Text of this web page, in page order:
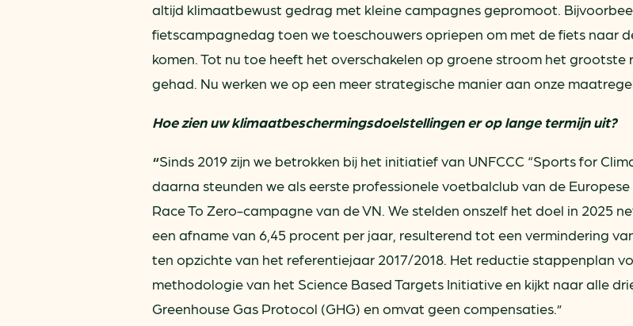
altijd klimaatbewust gedrag met kleine campagnes gepromoot.
fietscampagnedag toen we toeschouwers opriepen om met de fiets naar
komen. Tot nu toe heeft het overschakelen op groene stroom het grootste
gehad. Nu werken we op een meer strategische manier aan onze
Hoe zien uw klimaatbeschermingsdoelstellingen er op lange termijn uit?
“Sinds 2019 zijn we betrokken bij het initiatief van UNFCCC “Sports for
daarna steunden we als eerste professionele voetbalclub van de
Race To Zero-campagne van de VN. We stelden onszelf het doel in 2025
een afname van 6,45 procent per jaar, resulterend tot een vermindering
ten opzichte van het referentiejaar 2017/2018. Het reductie stappenplan
methodologie van het Science Based Targets Initiative en kijkt naar alle
Greenhouse Gas Protocol (GHG) en omvat geen compensaties.”